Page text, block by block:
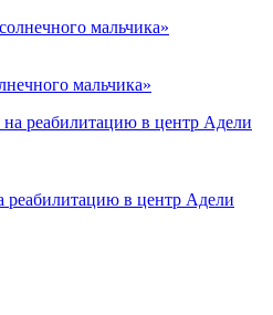
мальчика»
реабилитацию в центр Адели